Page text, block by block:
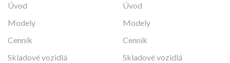
Úvod
Modely
Cenník
Skladové vozidlá
Úvod
Modely
Cenník
Skladové vozidlá